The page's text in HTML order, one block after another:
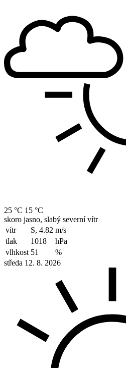
25 °C 15 °C
skoro jasno, slabý severní vítr
vítr
S, 4.82 m/s
tlak
1018
hPa
vlhkost 51
%
středa 12. 8. 2026